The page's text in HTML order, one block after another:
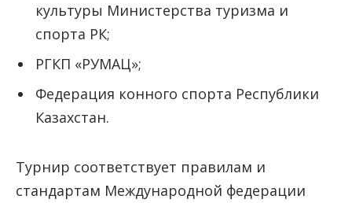
культуры Министерства туризма и
спорта РК;
РГКП «РУМАЦ»;
Федерация конного спорта Республики
Казахстан.
Турнир соответствует правилам и
стандартам Международной федерации